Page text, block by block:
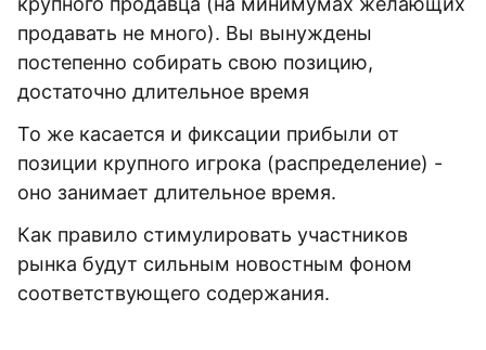
продавать не много). Вы вынуждены
постепенно собирать свою позицию,
достаточно длительное время
То же касается и фиксации прибыли от
позиции крупного игрока (распределение) -
оно занимает длительное время.
Как правило стимулировать участников
рынка будут сильным новостным фоном
соответствующего содержания.